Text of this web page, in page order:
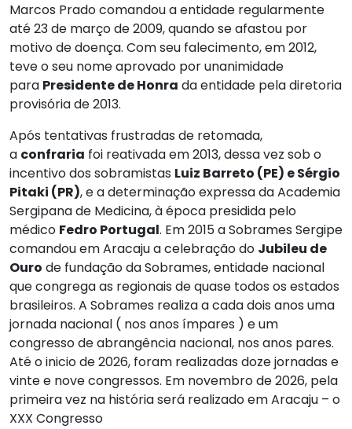
Marcos Prado comandou a entidade regularmente
até 23 de março de 2009, quando se afastou por
motivo de doença. Com seu falecimento, em 2012,
teve oseu nome aprovado por unanimidade
para Presidente de Honra da entidade pela diretoria
provisória de 2013.
Após tentativas frustradas de retomada,
a confraria foi reativada em 2013, dessa vez sob o
incentivo dos sobramistas Luiz Barreto (PE) e Sérgio
Pitaki (PR), e a determinaçãoexpressada Academia
Sergipana de Medicina, à época presidida pelo
médico Fedro Portugal. Em 2015 a Sobrames Sergipe
comandou em Aracaju a celebração do Jubileu de
Ouro de fundação da Sobrames, entidade nacional
que congrega as regionais de quase todos os estados
brasileiros. A Sobrames realiza a cada dois anos uma
jornada nacional ( nos anos ímpares ) e um
congresso de abrangência nacional, nos anos pares.
Até o inicio de 2026, foram realizadas doze jornadas e
vinte e nove congressos. Em novembro de 2026, pela
primeira vez na história será realizado em Aracaju – o
XXX Congresso